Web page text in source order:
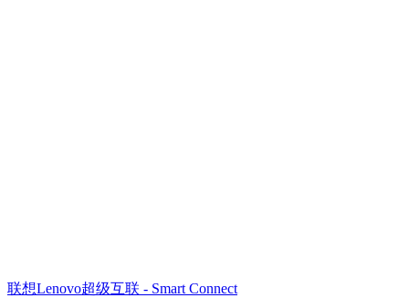
联想Lenovo超级互联 - Smart Connect